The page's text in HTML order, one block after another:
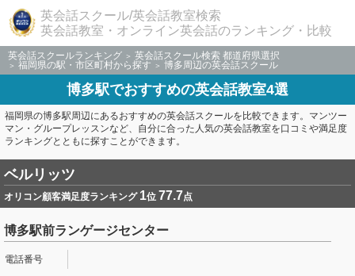
英会話スクール/英会話教室検索
英会話教室・オンライン英会話のランキング・比較
英会話スクールランキング
英会話スクール検索 都道府県選択
福岡県の駅・市区町村から探す
博多周辺の英会話スクール
博多駅でおすすめの英会話教室4選
福岡県の博多駅周辺にあるおすすめの英会話スクールを比較できます。マンツー
マン・グループレッスンなど、自分に合った人気の英会話教室を口コミや満足度
ランキングとともに探すことができます。
ベルリッツ
オリコン顧客満足度ランキング 1位 77.7点
博多駅前ランゲージセンター